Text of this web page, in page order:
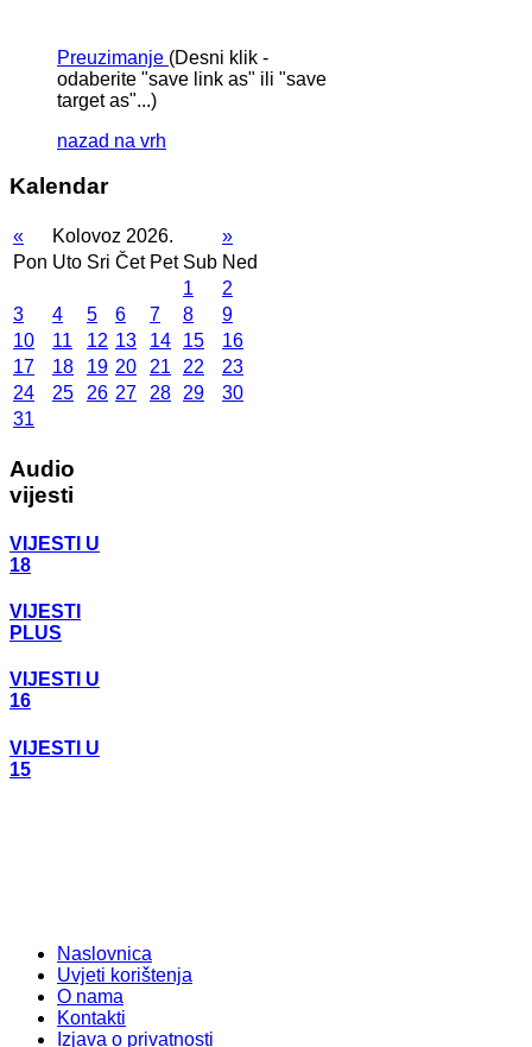
Preuzimanje (Desni klik -
odaberite "save link as" ili "save
target as"...)
nazad na vrh
Kalendar
« Kolovoz 2026.
»
Pon Uto Sri Čet Pet Sub Ned
1
2
3
4 5 6 7 8
9
10
11 12 13 14 15
16
17
18 19 20 21 22
23
24
25 26 27 28 29
30
31
Audio
vijesti
VIJESTI U
18
VIJESTI
PLUS
VIJESTI U
16
VIJESTI U
15
Naslovnica
Uvjeti korištenja
O nama
Kontakti
Izjava o privatnosti